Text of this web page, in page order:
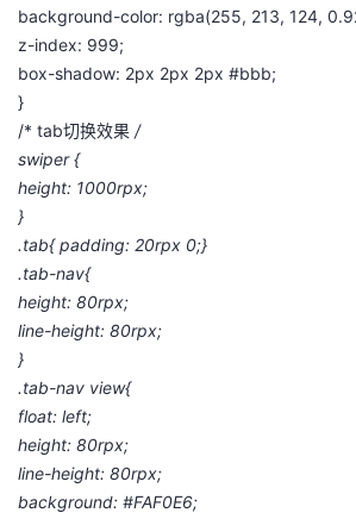
background-color: rgba(255, 213, 124,
z-index: 999;
box-shadow: 2px 2px 2px #bbb;
}
/* tab切换效果 /
swiper {
height: 1000rpx;
}
.tab{ padding: 20rpx 0;}
.tab-nav{
height: 80rpx;
line-height: 80rpx;
}
.tab-nav view{
float: left;
height: 80rpx;
line-height: 80rpx;
background: #FAF0E6;